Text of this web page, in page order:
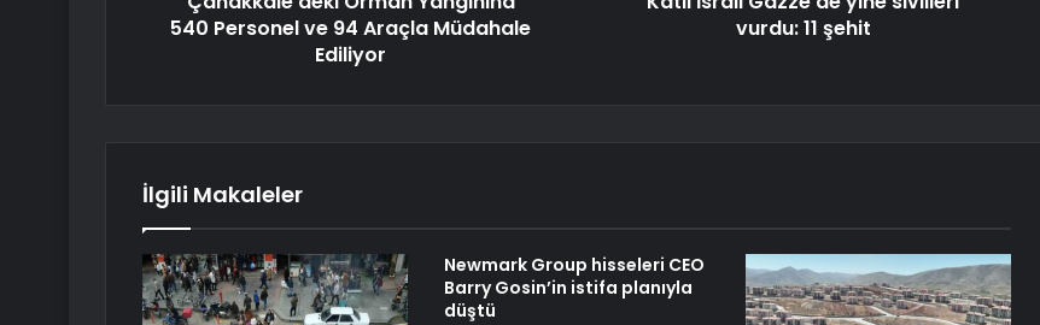
540 Personel ve 94 Araçla Müdahale
Ediliyor
vurdu: 11 şehit
İlgili Makaleler
Newmark Group hisseleri CEO
Barry Gosin’in istifa planıyla
düştü